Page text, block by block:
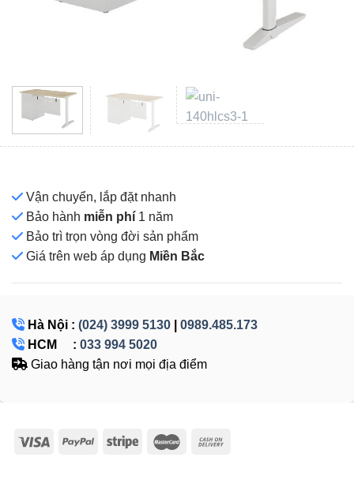
Vận chuyển, lắp đặt nhanh
Bảo hành miễn phí 1 năm
Bảo trì trọn vòng đời sản phẩm
Giá trên web áp dụng Miền Bắc
Hà Nội : (024) 3999 5130
0989.485.173
HCM : 033 994 5020
Giao hàng tận nơi mọi địa điểm